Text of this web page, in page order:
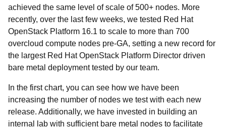
achieved the same level of scale of 500+ nodes. More
recently, over the last few weeks, we tested Red Hat
OpenStack Platform 16.1 to scale to more than 700
overcloud compute nodes pre-GA, setting a new record for
the largest Red Hat OpenStack Platform Director driven
bare metal deployment tested by our team.
In the first chart, you can see how we have been
increasing the number of nodes we test with each new
release. Additionally, we have invested in building an
internal lab with sufficient bare metal nodes to facilitate